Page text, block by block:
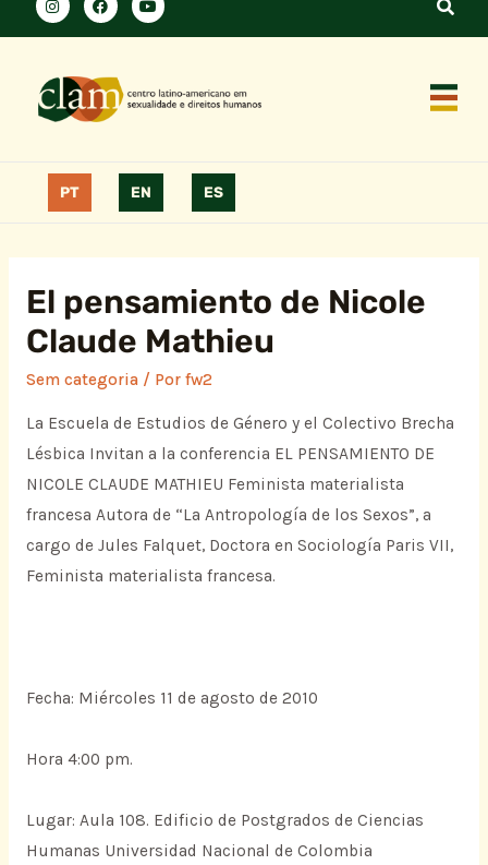
PT EN ES
El pensamiento de Nicole
Claude Mathieu
Sem categoria/ Por fw2
La Escuela de Estudios de Género y el Colectivo Brecha
Lésbica Invitan a la conferencia EL PENSAMIENTO DE
NICOLE CLAUDE MATHIEU Feminista materialista
francesa Autora de “La Antropología de los Sexos”, a
cargo de Jules Falquet, Doctora en Sociología Paris VII,
Feminista materialista francesa.
Fecha: Miércoles 11 de agosto de 2010
Hora 4:00 pm.
Lugar: Aula 108. Edificio de Postgrados de Ciencias
Humanas Universidad Nacional de Colombia